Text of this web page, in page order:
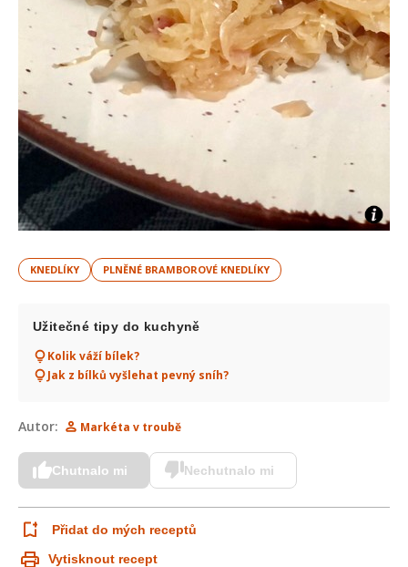
KNEDLÍKY PLNĚNÉ BRAMBOROVÉ KNEDLÍKY
Užitečné tipy do kuchyně
Kolik váží bílek?
Jak z bílků vyšlehat pevný sníh?
Autor: Markéta v troubě
Chutnalo mi Nechutnalo mi
Přidat do mých receptů
Vytisknout recept